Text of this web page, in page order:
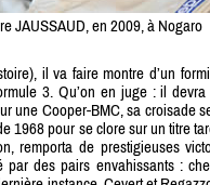
JAUSSAUD, en 2009, à Nogaro
il va faire montre d’un
3. Qu’on en juge : il devra
une Cooper-BMC, sa croisade
1968 pour se clore sur un titre
remporta de prestigieuses
des pairs envahissants :